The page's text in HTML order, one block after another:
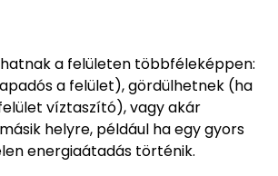
a felületen többféleképpen:
a felület), gördülhetnek (ha
víztaszító), vagy akár
helyre, például ha egy gyors
energiaátadás történik.